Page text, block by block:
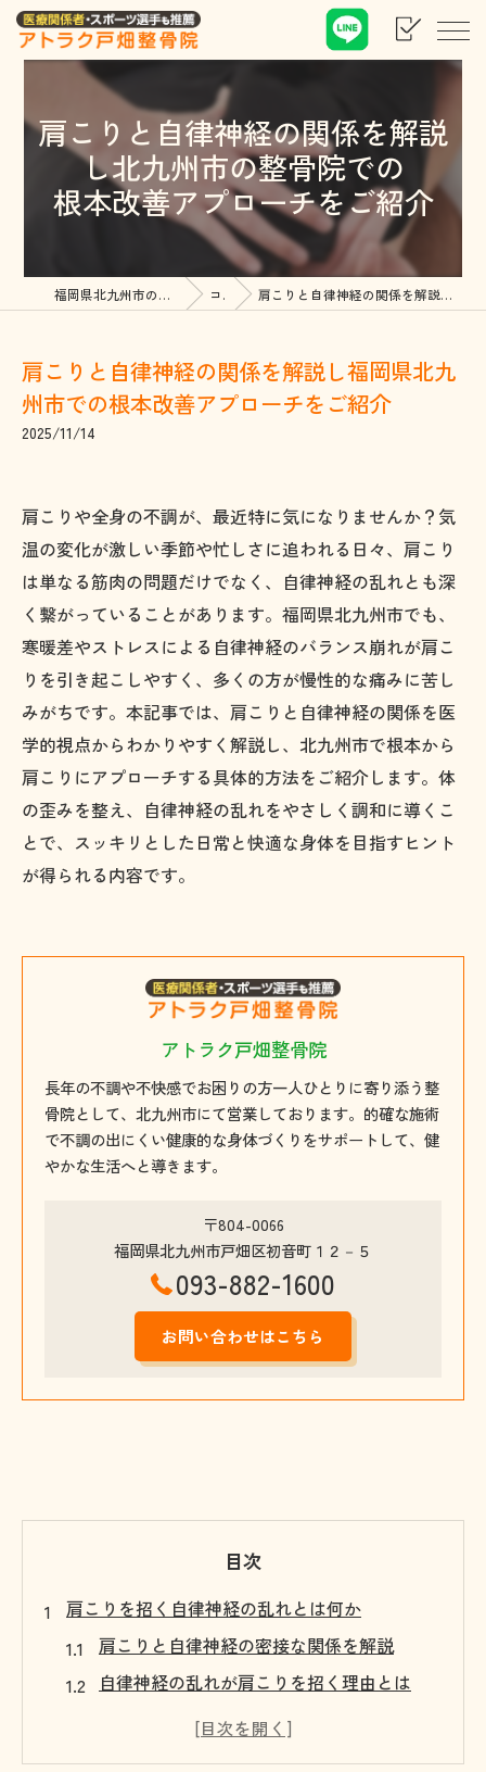
肩こりと自律神経の関係を解説
し北九州市の整骨院での
根本改善アプローチをご紹介
福岡県北九州市の整骨院ならアトラク戸畑整骨院 コラム 肩こりと自律神経の関係を解説し福岡県北九州市での根本改善アプローチをご紹介
肩こりと自律神経の関係を解説し福岡県北九
州市での根本改善アプローチをご紹介
2025/11/14
肩こりや全身の不調が、最近特に気になりませんか？気
温の変化が激しい季節や忙しさに追われる日々、肩こり
は単なる筋肉の問題だけでなく、自律神経の乱れとも深
く繋がっていることがあります。福岡県北九州市でも、
寒暖差やストレスによる自律神経のバランス崩れが肩こ
りを引き起こしやすく、多くの方が慢性的な痛みに苦し
みがちです。本記事では、肩こりと自律神経の関係を医
学的視点からわかりやすく解説し、北九州市で根本から
肩こりにアプローチする具体的方法をご紹介します。体
の歪みを整え、自律神経の乱れをやさしく調和に導くこ
とで、スッキリとした日常と快適な身体を目指すヒント
が得られる内容です。
アトラク戸畑整骨院
長年の不調や不快感でお困りの方一人ひとりに寄り添う整
骨院として、北九州市にて営業しております。的確な施術
で不調の出にくい健康的な身体づくりをサポートして、健
やかな生活へと導きます。
〒804-0066
福岡県北九州市戸畑区初音町１２－５
093-882-1600
お問い合わせはこちら
目次
肩こりを招く自律神経の乱れとは何か
肩こりと自律神経の密接な関係を解説
自律神経の乱れが肩こりを招く理由とは
肩こりが生じやすい自律神経の特徴